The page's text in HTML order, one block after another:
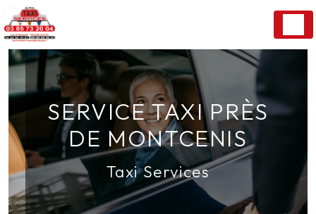
SERVICE TAXI PRÈS
DE MONTCENIS
Taxi Services
Panneau de gestion des cookies